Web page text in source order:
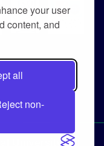
your user
content, and
all
non-
University. All